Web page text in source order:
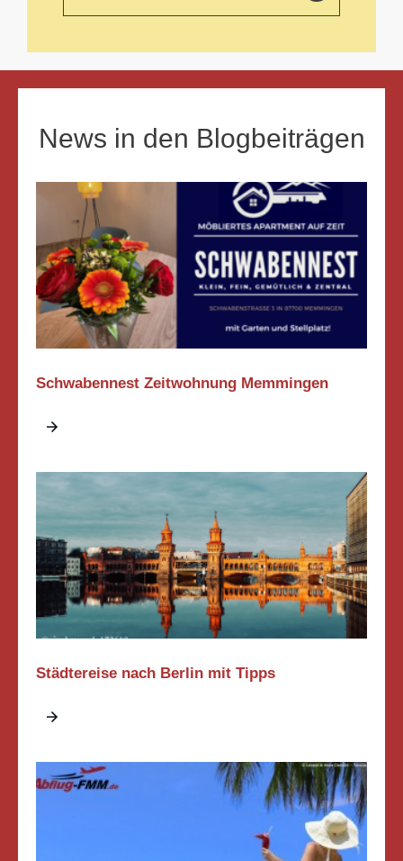
News in den Blogbeiträgen
Schwabennest Zeitwohnung Memmingen
Städtereise nach Berlin mit Tipps